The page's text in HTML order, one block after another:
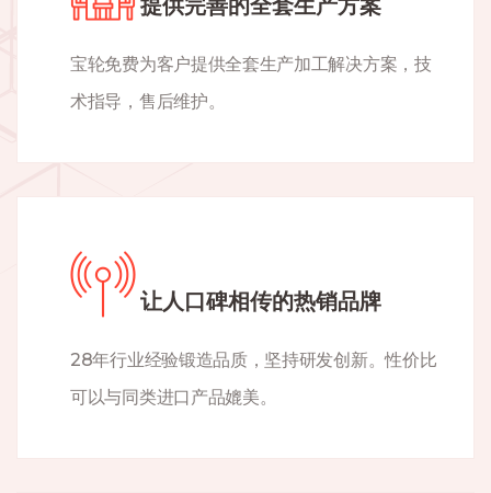
提供完善的全套生产方案
宝轮免费为客户提供全套生产加工解决方案，技
术指导，售后维护。
让人口碑相传的热销品牌
28年行业经验锻造品质，坚持研发创新。性价比
可以与同类进口产品媲美。